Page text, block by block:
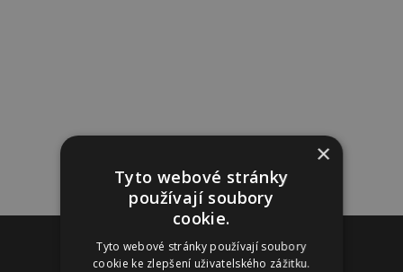
×
Tyto webové stránky
používají soubory
cookie.
Tyto webové stránky používají soubory
cookie ke zlepšení uživatelského zážitku.